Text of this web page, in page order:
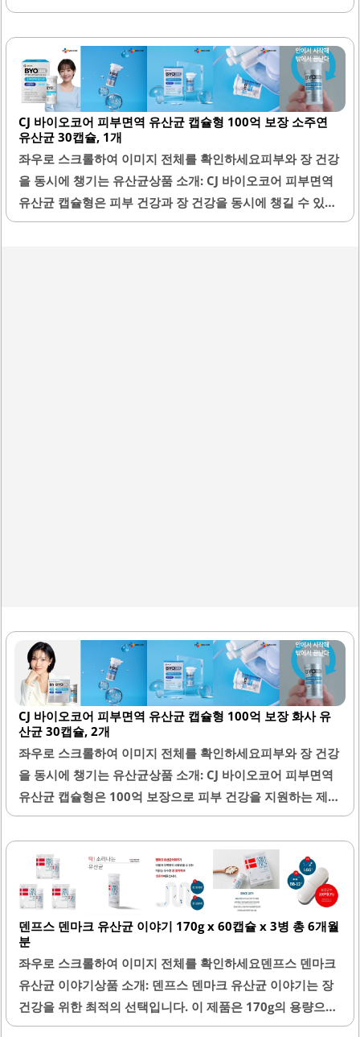
이 제품은 30캡슐로 구성되어 있으며, 여성 전용 성분으로 신
뢰할 수 있는 건강 관리를 제공합니다. 캡슐의 크기가 작아 목
넘김이 편리하여 복용이 용이합니다.이너케어 유산균은 질
건강과 장 건강을 동시에 케어할 수 있는 장점이 있습니다. 제
품은 아담한 크기로 여행이나 외출 시 간편하게 휴대할 수 있
습니다. 또한, 핑크색 디자인이 여성의 취향에 맞춰 제작되어
시각적으로도 매력적입니다.CJ 웰케어 브랜드는 유산균 전문
브랜드로, 다양한 유산균 제품을 제공하여 소비자의 선택 폭
을 넓힙니다. 이 제품은 꾸준한 복용을 통해 건강한 라이프스
타일을 지원합니다. 유통기한이 넉넉하여 장기간 보관이 가
CJ 바이오코어 피부면역 유산균 캡슐형 100억 보장 소주연
유산균 30캡슐, 1개
좌우로 스크롤하여 이미지 전체를 확인하세요피부와 장 건강
을 동시에 챙기는 유산균상품 소개: CJ 바이오코어 피부면역
유산균 캡슐형은 피부 건강과 장 건강을 동시에 챙길 수 있는
혁신적인 제품입니다. 이 유산균은 100억 보장 소주연 유산
CJ 바이오코어 피부면역 유산균 캡슐형 100억 보장 화사 유
산균 30캡슐, 2개
좌우로 스크롤하여 이미지 전체를 확인하세요피부와 장 건강
을 동시에 챙기는 유산균상품 소개: CJ 바이오코어 피부면역
유산균 캡슐형은 100억 보장으로 피부 건강을 지원하는 제품
입니다. 이 유산균은 캡슐 형태로 제공되어 삼키기 편리하며,
크기가 작아 휴대하기 용이합니다. 피부 트러블이 잦은 분들
에게 특히 도움이 될 수 있으며, 꾸준한 섭취를 통해 피부 컨
디션을 개선할 수 있습니다.유산균의 특유의 맛이나 냄새가
부담스럽지 않아 일상에서 쉽게 섭취할 수 있습니다. 장 건강
과 피부 면역을 동시에 챙길 수 있는 점이 큰 장점입니다. 이
제품은 알약 형태로 제공되어 분말 형태에 비해 잔여감이 적
고, 간편하게 복용할 수 있습니다.또한, 비행기 여행 시에도
부피를 차지하지 않아 편리하게 휴대할 수 있습니다. 피부 건
강을 위해 지속적으로 복용하는..
덴프스 덴마크 유산균 이야기 170g x 60캡슐 x 3병 총 6개월
분
좌우로 스크롤하여 이미지 전체를 확인하세요덴프스 덴마크
유산균 이야기상품 소개: 덴프스 덴마크 유산균 이야기는 장
건강을 위한 최적의 선택입니다. 이 제품은 170g의 용량으로
60캡슐이 3병 구성되어 있어 총 6개월분을 제공합니다. 유산